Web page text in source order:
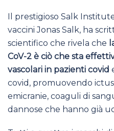
Il prestigioso Salk
vaccini Jonas Salk, ha
scientifico che rivela che
CoV-2 è ciò che sta
vascolari in pazienti covid
covid, promuovendo
emicranie, coaguli di
dannose che hanno già